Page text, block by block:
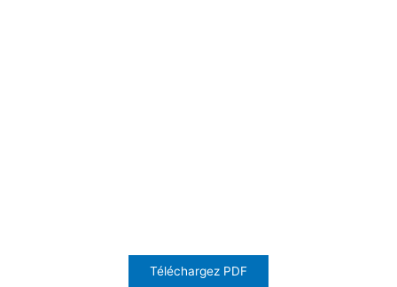
Téléchargez PDF